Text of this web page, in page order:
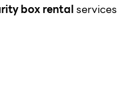
box rentalservices